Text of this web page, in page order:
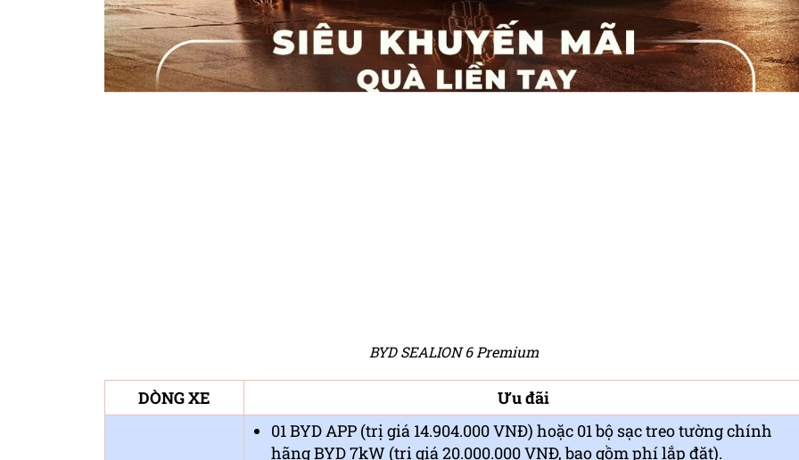
BYD SEALION 6 Premium
DÒNG XE
Ưu đãi
01 BYD APP (trị giá 14.904.000 VNĐ) hoặc 01 bộ sạc treo tường chính
hãng BYD 7kW (trị giá 20.000.000 VNĐ, bao gồm phí lắp đặt).